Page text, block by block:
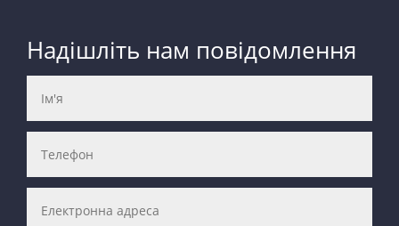
Надішліть нам повідомлення